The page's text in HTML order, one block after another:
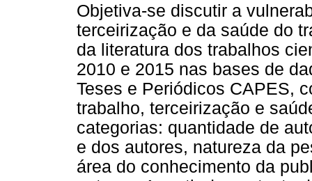
Objetiva-se discutir a
terceirização e da saúde do
da literatura dos trabalhos
2010 e 2015 nas bases de
Teses e Periódicos CAPES,
trabalho, terceirização e
categorias: quantidade de
e dos autores, natureza da
área do conhecimento da